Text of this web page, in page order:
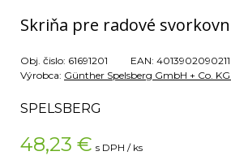
Skriňa pre radové
Obj. čislo: 61691201 EAN: 4013902090211
Výrobca: Günther Spelsberg GmbH + Co. KG
SPELSBERG
48,23 € s DPH / ks